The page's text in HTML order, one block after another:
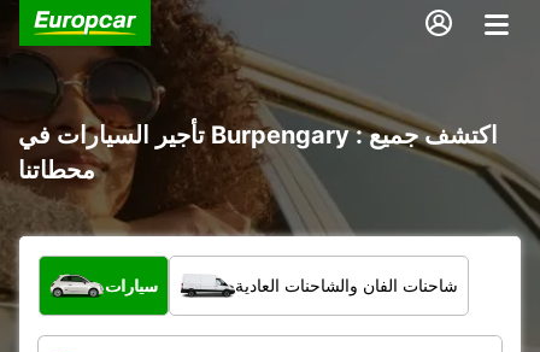
تأجير السيارات في Burpengary : اكتشف جميع
محطاتنا
ما نوع المركبة؟
سيارات شاحنات الفان والشاحنات العادية